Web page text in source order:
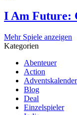
I Am Future:
Mehr Spiele anzeigen
Kategorien
Abenteuer
Action
Adventskalender
Blog
Deal
Einzelspieler